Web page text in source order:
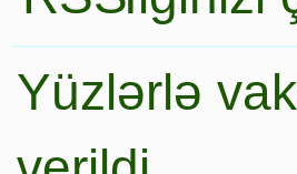
Yüzlərlə